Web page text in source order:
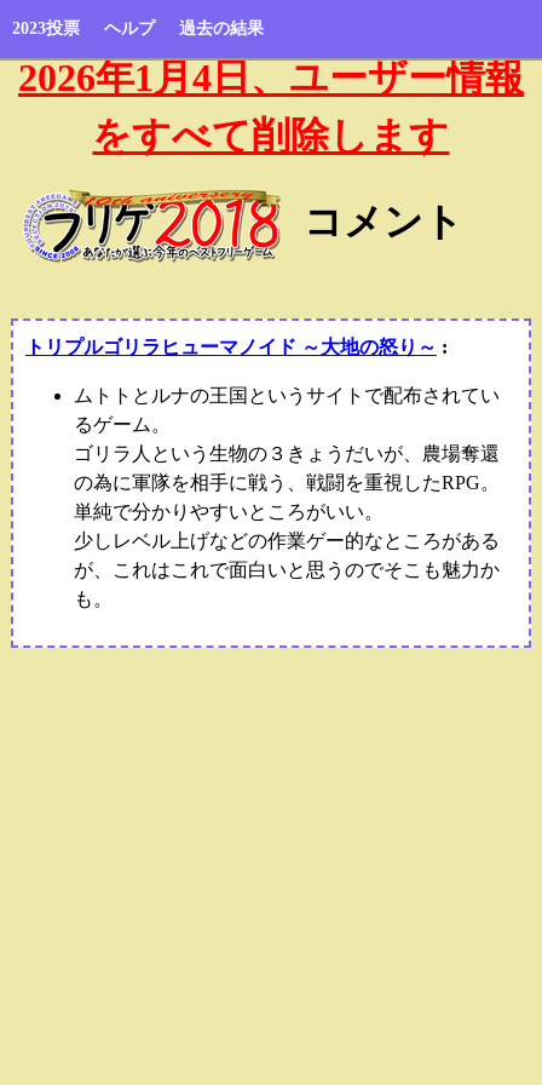
2023投票 ヘルプ 過去の結果
2026年1月4日、ユーザー情報
をすべて削除します
コメント
トリプルゴリラヒューマノイド ～大地の怒り～ :
ムトトとルナの王国というサイトで配布されてい
るゲーム。
ゴリラ人という生物の３きょうだいが、農場奪還
の為に軍隊を相手に戦う、戦闘を重視したRPG。
単純で分かりやすいところがいい。
少しレベル上げなどの作業ゲー的なところがある
が、これはこれで面白いと思うのでそこも魅力か
も。